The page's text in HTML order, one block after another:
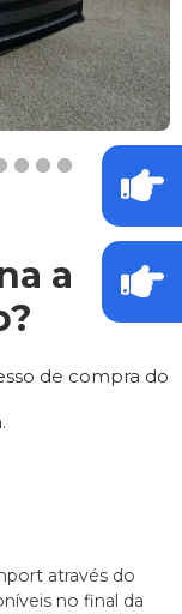
a
de compra do
através do
no final da